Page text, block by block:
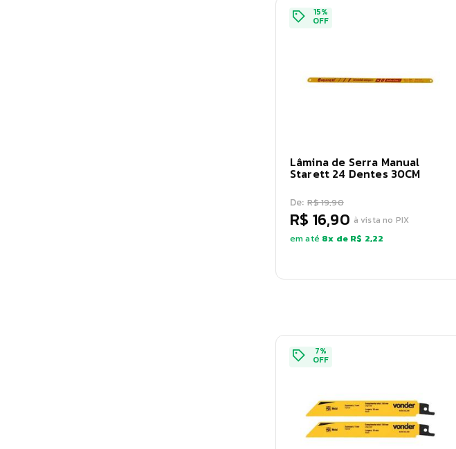
Lâmina de Serra Manual
Starett 24 Dentes 30CM
De: R$ 19,90
R$ 16,90 à vista no PIX
em até 8x de R$ 2,22
15%
OFF
7%
OFF